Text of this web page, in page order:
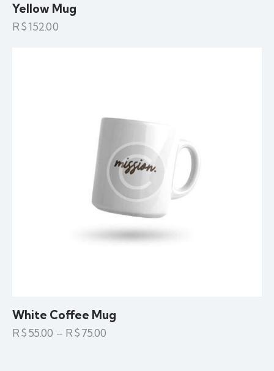
Yellow Mug
R$152.00
White Coffee Mug
R$55.00 – R$75.00